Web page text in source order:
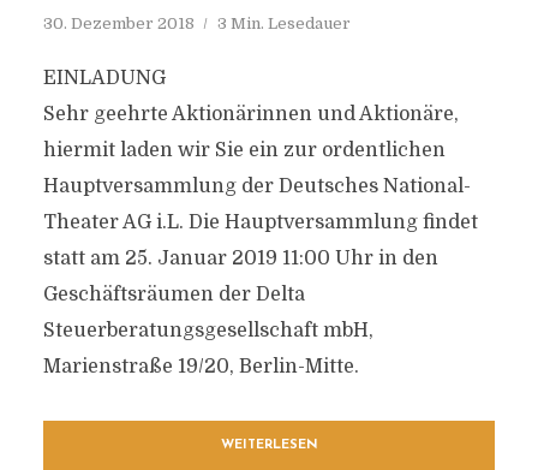
30. Dezember 2018 3 Min. Lesedauer
EINLADUNG
Sehr geehrte Aktionärinnen und Aktionäre,
hiermit laden wir Sie ein zur ordentlichen
Hauptversammlung der Deutsches National-
Theater AG i.L. Die Hauptversammlung findet
statt am 25. Januar 2019 11:00 Uhr in den
Geschäftsräumen der Delta
Steuerberatungsgesellschaft mbH,
Marienstraße 19/20, Berlin-Mitte.
WEITERLESEN